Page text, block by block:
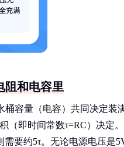
阻和电容里
容量（电容）共同决定装
（即时间常数τ=RC）决定
需要约5τ。无论电源电压是